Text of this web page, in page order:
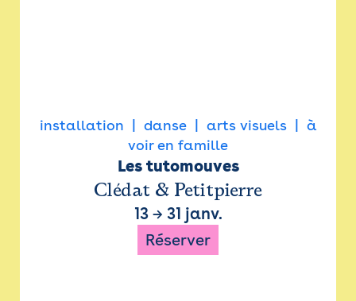
installation danse arts visuels
à
voir en famille
Les tutomouves
Clédat & Petitpierre
13→ 31 janv.
Réserver